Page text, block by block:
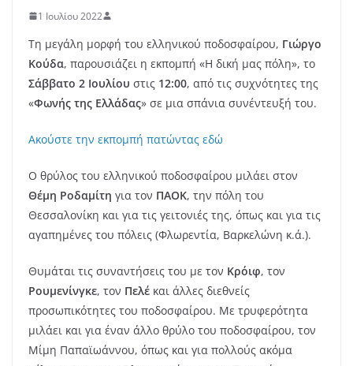
1 Ιουλίου 2022
Τη μεγάλη μορφή του ελληνικού ποδοσφαίρου, Γιώργο
Κούδα, παρουσιάζει η εκπομπή «Η δική μας πόλη», το
Σάββατο 2 Ιουλίου στις 12:00, από τις συχνότητες της
«Φωνής της Ελλάδας» σε μια σπάνια συνέντευξή του.
Ακούστε την εκπομπή πατώντας εδώ
Ο θρύλος του ελληνικού ποδοσφαίρου μιλάει στον
Θέμη Ροδαμίτη για τον ΠΑΟΚ, την πόλη του
Θεσσαλονίκη και για τις γειτονιές της, όπως και για τις
αγαπημένες του πόλεις (Φλωρεντία, Βαρκελώνη κ.ά.).
Θυμάται τις συναντήσεις του με τον Κρόιφ, τον
Ρουμενίνγκε, τον Πελέ και άλλες διεθνείς
προσωπικότητες του ποδοσφαίρου. Με τρυφερότητα
μιλάει και για έναν άλλο θρύλο του ποδοσφαίρου, τον
Μίμη Παπαϊωάννου, όπως και για πολλούς ακόμα